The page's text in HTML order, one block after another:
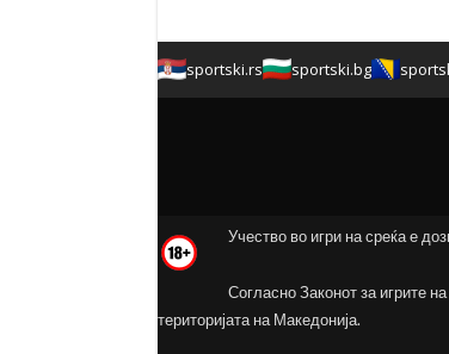
sportski.rs sportski.bg
Учество во игри на среќа е
Согласно Законот за игрите
територијата на Македонија.